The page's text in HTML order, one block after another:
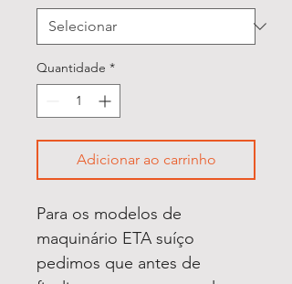
Quantidade *
Adicionar ao carrinho
Para os modelos de
maquinário ETA suíço
pedimos que antes de